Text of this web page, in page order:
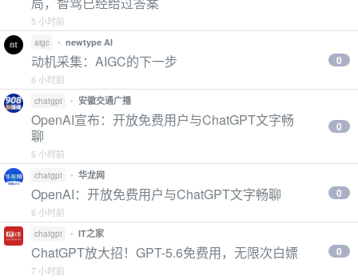
5 小时前
aigc • newtype AI
动机采集：AIGC的下一步
6 小时前
0
chatgpt • 安徽交通广播
OpenAI宣布：开放免费用户与ChatGPT文字畅
聊
6 小时前
0
chatgpt • 华龙网
OpenAI：开放免费用户与ChatGPT文字畅聊
6 小时前
0
chatgpt • IT之家
ChatGPT放大招！GPT-5.6免费用，无限次白嫖
7 小时前
0